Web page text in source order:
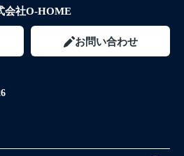
会社O-HOME
お問い合わせ